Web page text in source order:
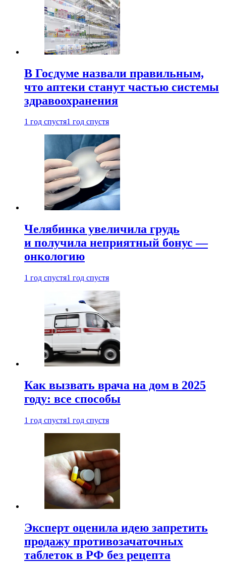
В Госдуме назвали правильным,
что аптеки станут частью системы
здравоохранения
1 год спустя1 год спустя
Челябинка увеличила грудь
и получила неприятный бонус —
онкологию
1 год спустя1 год спустя
Как вызвать врача на дом в 2025
году: все способы
1 год спустя1 год спустя
Эксперт оценила идею запретить
продажу противозачаточных
таблеток в РФ без рецепта